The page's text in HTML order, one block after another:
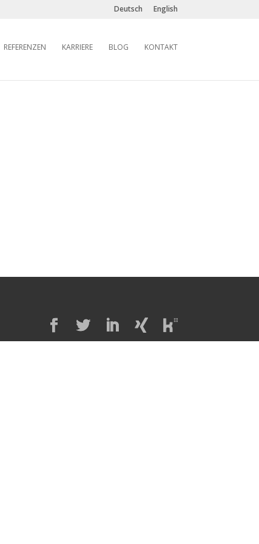
Deutsch English
REFERENZEN KARRIERE BLOG KONTAKT